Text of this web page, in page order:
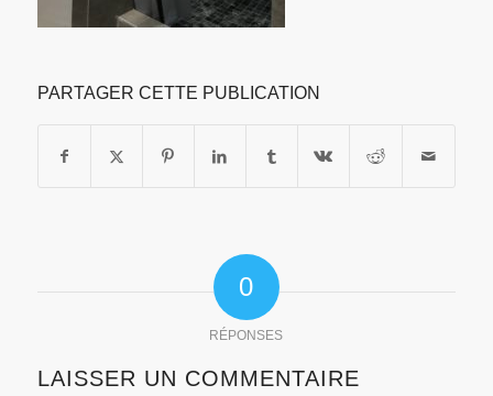
PARTAGER CETTE PUBLICATION
0
RÉPONSES
LAISSER UN COMMENTAIRE